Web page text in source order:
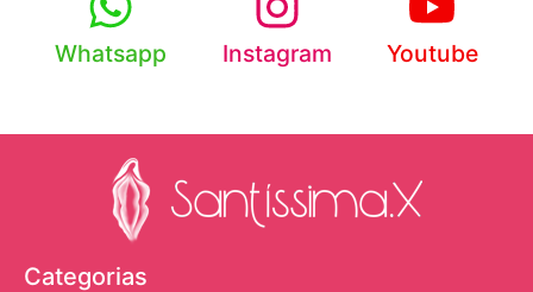
Whatsapp Instagram Youtube
Categorias